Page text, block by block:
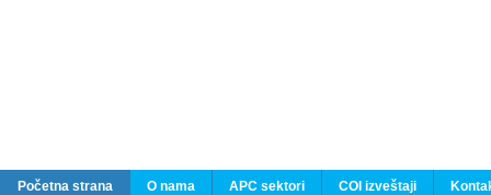
Početna strana O nama APC sektori COI izveštaji